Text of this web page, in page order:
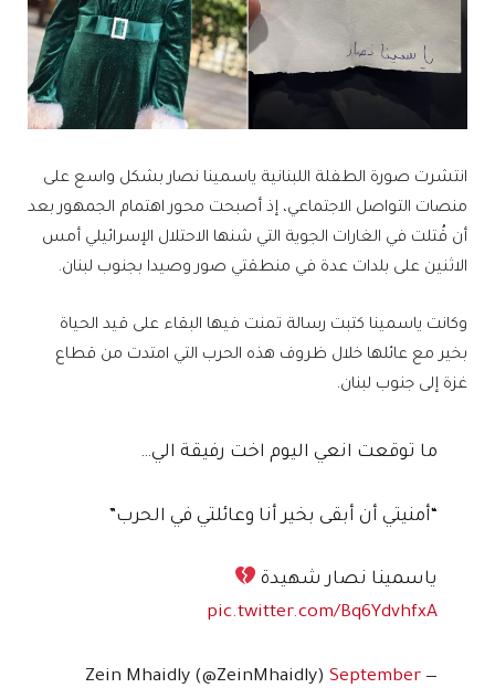
انتشرت صورة الطفلة اللبنانية ياسمينا نصار بشكل واسع على
منصات التواصل الاجتماعي، إذ أصبحت محور اهتمام الجمهور بعد
أن قُتلت في الغارات الجوية التي شنها الاحتلال الإسرائيلي أمس
الاثنين على بلدات عدة في منطقتي صور وصيدا بجنوب لبنان.
وكانت ياسمينا كتبت رسالة تمنت فيها البقاء على قيد الحياة
بخير مع عائلها خلال ظروف هذه الحرب التي امتدت من قطاع
غزة إلى جنوب لبنان.
ما توقعت انعي اليوم اخت رفيقة الي…
“أمنيتي أن أبقى بخير أنا وعائلتي في الحرب”
ياسمينا نصار شهيدة
pic.twitter.com/Bq6YdvhfxA
— Zein Mhaidly (@ZeinMhaidly)
September